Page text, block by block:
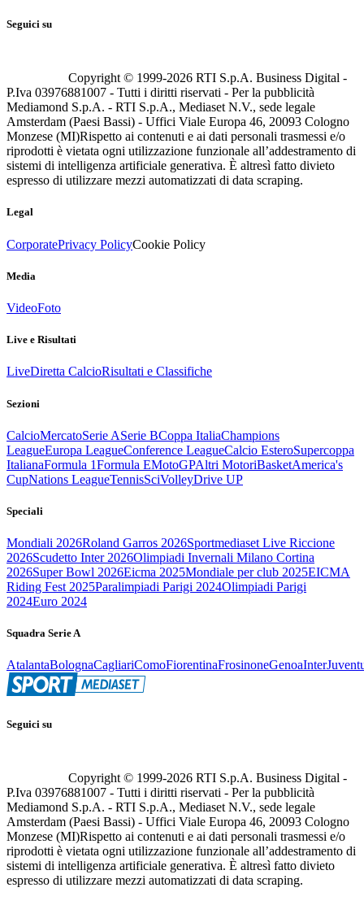
Seguici su
Copyright © 1999-2026 RTI S.p.A. Business Digital -
P.Iva 03976881007 - Tutti i diritti riservati - Per la pubblicità
Mediamond S.p.A. - RTI S.p.A., Mediaset N.V., sede legale
Amsterdam (Paesi Bassi) - Uffici Viale Europa 46, 20093 Cologno
Monzese (MI)Rispetto ai contenuti e ai dati personali trasmessi e/o
riprodotti è vietata ogni utilizzazione funzionale all’addestramento di
sistemi di intelligenza artificiale generativa. È altresì fatto divieto
espresso di utilizzare mezzi automatizzati di data scraping.
Legal
CorporatePrivacy PolicyCookie Policy
Media
VideoFoto
Live e Risultati
LiveDiretta CalcioRisultati e Classifiche
Sezioni
CalcioMercatoSerie ASerie BCoppa ItaliaChampions
LeagueEuropa LeagueConference LeagueCalcio EsteroSupercoppa
ItalianaFormula 1Formula EMotoGPAltri MotoriBasketAmerica's
CupNations LeagueTennisSciVolleyDrive UP
Speciali
Mondiali 2026Roland Garros 2026Sportmediaset Live Riccione
2026Scudetto Inter 2026Olimpiadi Invernali Milano Cortina
2026Super Bowl 2026Eicma 2025Mondiale per club 2025EICMA
Riding Fest 2025Paralimpiadi Parigi 2024Olimpiadi Parigi
2024Euro 2024
Squadra Serie A
AtalantaBolognaCagliariComoFiorentinaFrosinoneGenoaInter
Seguici su
Copyright © 1999-2026 RTI S.p.A. Business Digital -
P.Iva 03976881007 - Tutti i diritti riservati - Per la pubblicità
Mediamond S.p.A. - RTI S.p.A., Mediaset N.V., sede legale
Amsterdam (Paesi Bassi) - Uffici Viale Europa 46, 20093 Cologno
Monzese (MI)Rispetto ai contenuti e ai dati personali trasmessi e/o
riprodotti è vietata ogni utilizzazione funzionale all’addestramento di
sistemi di intelligenza artificiale generativa. È altresì fatto divieto
espresso di utilizzare mezzi automatizzati di data scraping.